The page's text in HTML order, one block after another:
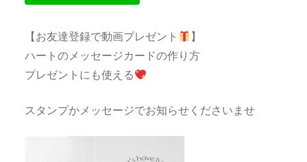
【お友達登録で動画プレゼント
】
ハートのメッセージカードの作り方
プレゼントにも使える
スタンプかメッセージでお知らせくださいませ